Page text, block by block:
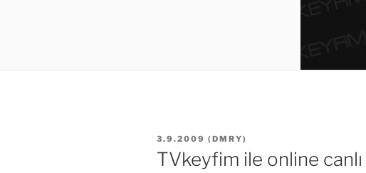
YAYIM
TARIHI
3.9.2009 ( DMRY)
TVkeyfim ile online